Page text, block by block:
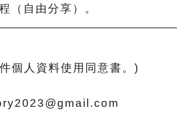
（自由分享）。
個人資料使用同意書。)